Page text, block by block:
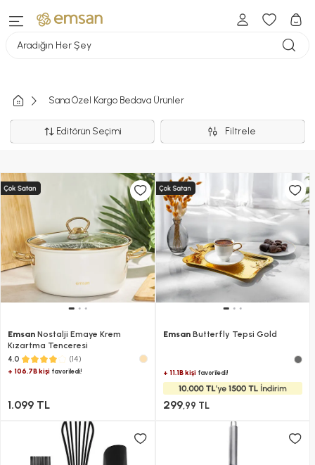
Aradığın Her Şey
Sana Özel Kargo Bedava Ürünler
Editörün Seçimi Filtrele
Emsan Nostalji Emaye Krem
Kızartma Tenceresi
4.0 (14)
+ 106.7B kişi favoriledi!
1.099 TL
EmsanButterfly Tepsi Gold
+ 11.1B kişifavoriledi!
299,99 TL